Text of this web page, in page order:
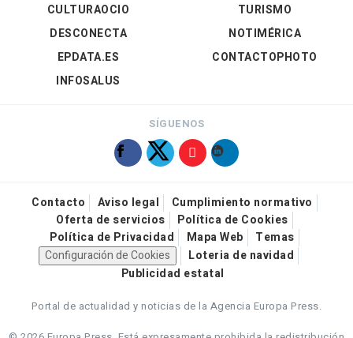
CULTURAOCIO
DESCONECTA
EPDATA.ES
INFOSALUS
TURISMO
NOTIMÉRICA
CONTACTOPHOTO
SÍGUENOS
Contacto Aviso legal
Cumplimiento normativo
Oferta de servicios
Política de Cookies
Política de Privacidad
Mapa Web
Temas
Configuración de Cookies
Loteria de navidad
Publicidad estatal
Portal de actualidad y noticias de la Agencia Europa Press.